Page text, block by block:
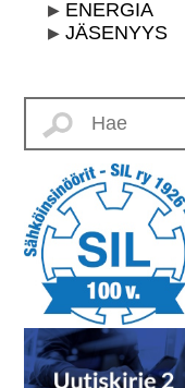
ENERGIA
JÄSENYYS